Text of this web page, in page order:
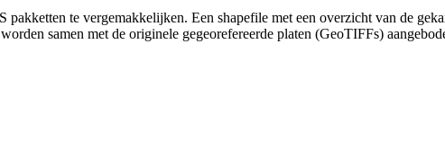
te vergemakkelijken. Een shapefile met een overzicht van de
samen met de originele gegeorefereerde platen (GeoTIFFs)